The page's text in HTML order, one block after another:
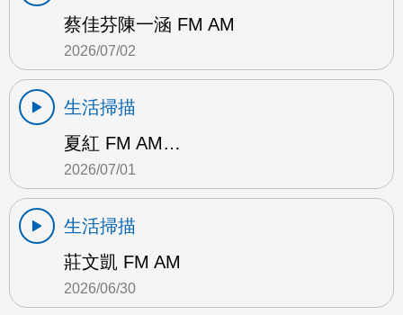
蔡佳芬陳一涵 FM AM
2026/07/02
生活掃描
夏紅 FM AM…
2026/07/01
生活掃描
莊文凱 FM AM
2026/06/30